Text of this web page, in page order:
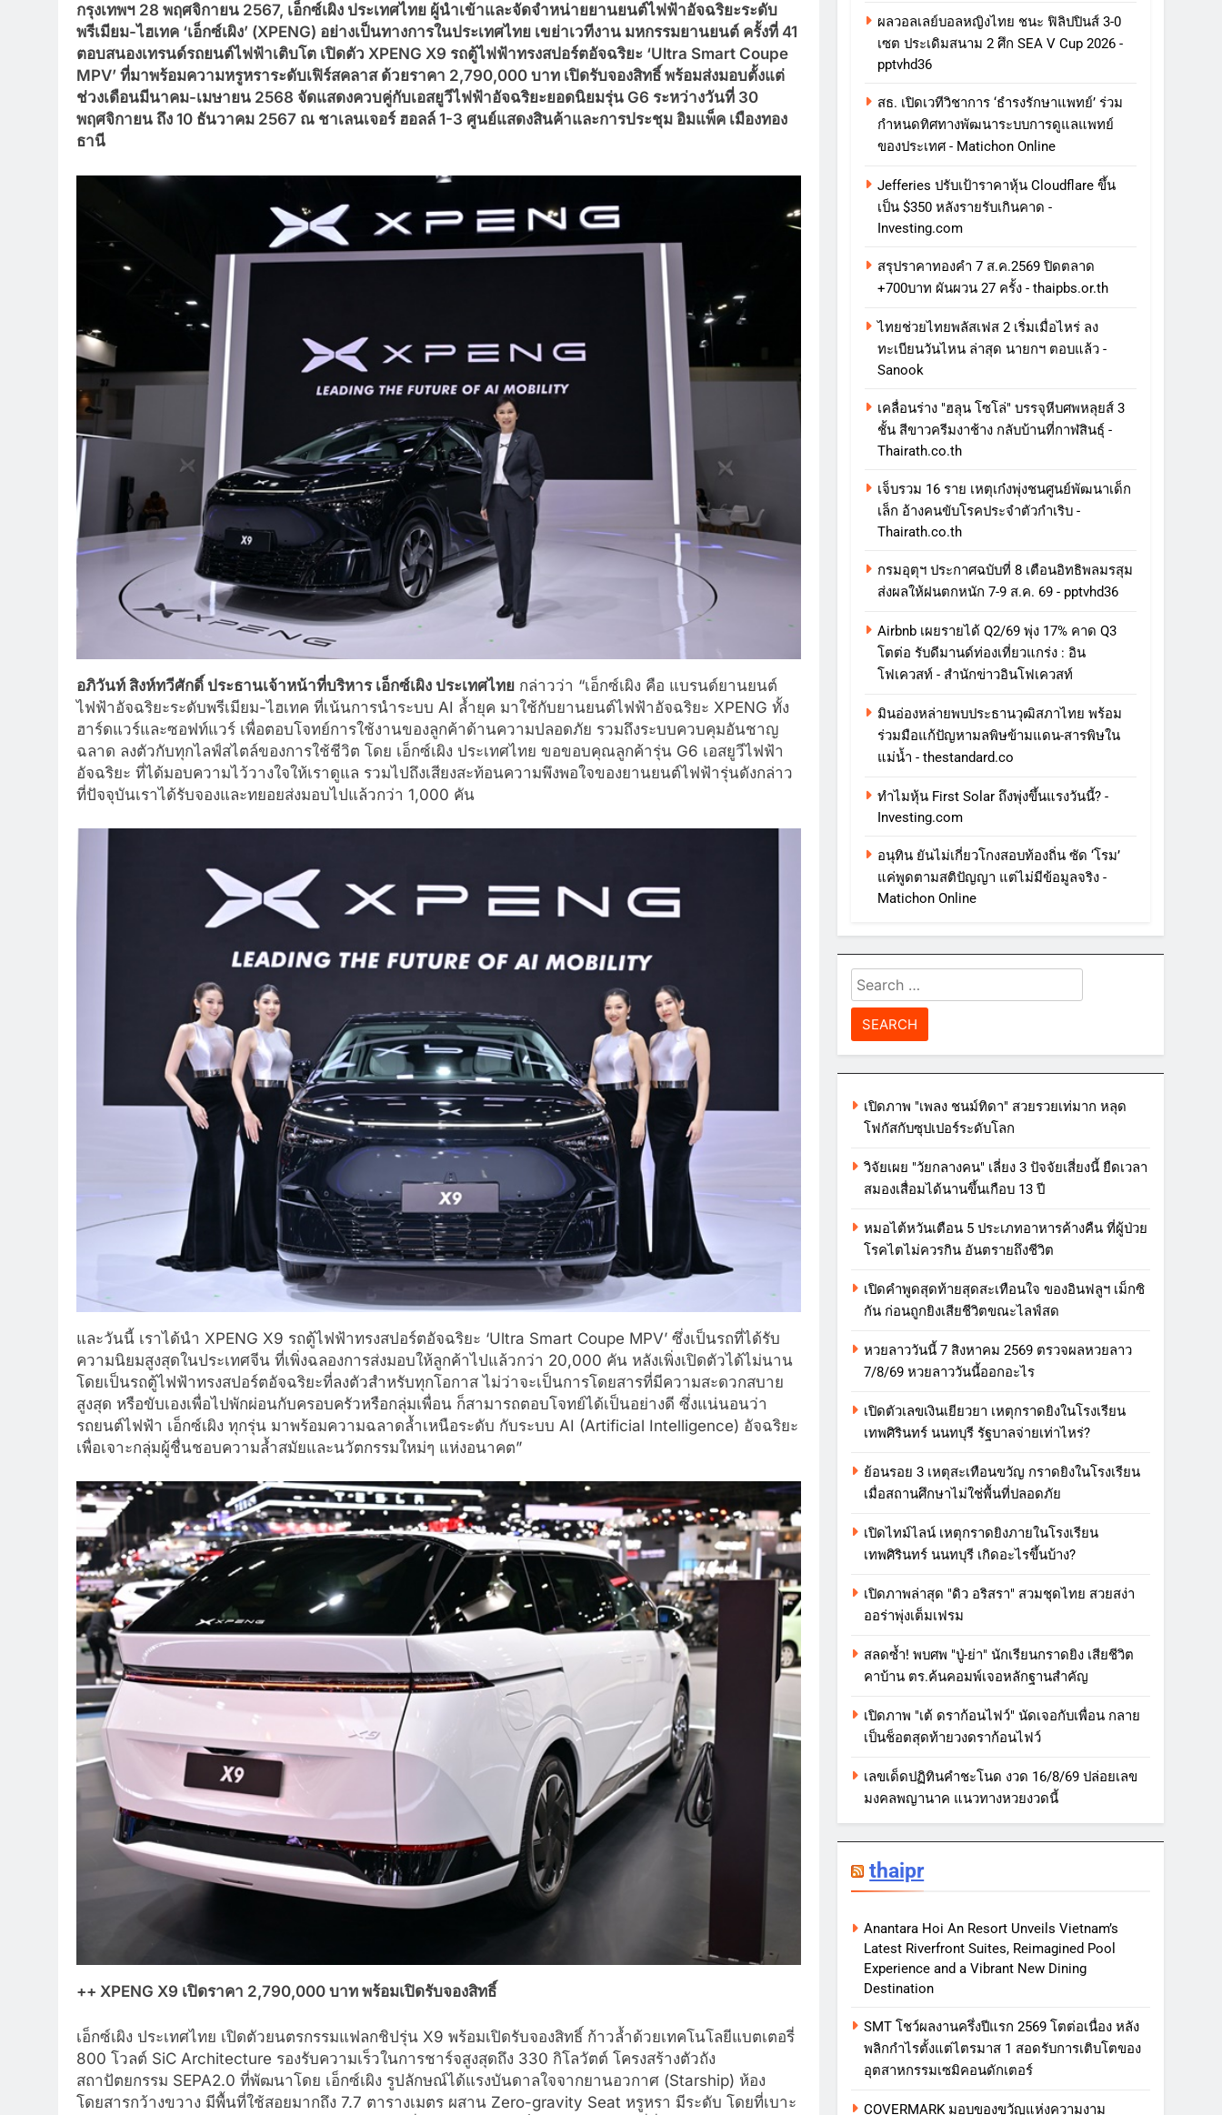
กรุงเทพฯ 28 พฤศจิกายน 2567, เอ็กซ์เผิง ประเทศไทย ผู้นำเข้าและจัดจำหน่ายยานยนต์ไฟฟ้าอัจฉริยะระดับ
พรีเมียม-ไฮเทค ‘เอ็กซ์เผิง’ (XPENG) อย่างเป็นทางการในประเทศไทย เขย่าเวทีงาน มหกรรมยานยนต์ ครั้งที่ 41
ตอบสนองเทรนด์รถยนต์ไฟฟ้าเติบโต เปิดตัว XPENG X9 รถตู้ไฟฟ้าทรงสปอร์ตอัจฉริยะ ‘Ultra Smart Coupe
MPV’ ที่มาพร้อมความหรูหราระดับเฟิร์สคลาส ด้วยราคา 2,790,000 บาท เปิดรับจองสิทธิ์ พร้อมส่งมอบตั้งแต่
ช่วงเดือนมีนาคม-เมษายน 2568 จัดแสดงควบคู่กับเอสยูวีไฟฟ้าอัจฉริยะยอดนิยมรุ่น G6 ระหว่างวันที่ 30
พฤศจิกายน ถึง 10 ธันวาคม 2567 ณ ชาเลนเจอร์ ฮอลล์ 1-3 ศูนย์แสดงสินค้าและการประชุม อิมแพ็ค เมืองทอง
ธานี
อภิวันท์ สิงห์ทวีศักดิ์ ประธานเจ้าหน้าที่บริหาร เอ็กซ์เผิง ประเทศไทย กล่าวว่า “เอ็กซ์เผิง คือ แบรนด์ยานยนต์
ไฟฟ้าอัจฉริยะระดับพรีเมียม-ไฮเทค ที่เน้นการนำระบบ AI ล้ำยุค มาใช้กับยานยนต์ไฟฟ้าอัจฉริยะ XPENG ทั้ง
ฮาร์ดแวร์และซอฟท์แวร์ เพื่อตอบโจทย์การใช้งานของลูกค้าด้านความปลอดภัย รวมถึงระบบควบคุมอันชาญ
ฉลาด ลงตัวกับทุกไลฟ์สไตล์ของการใช้ชีวิต โดย เอ็กซ์เผิง ประเทศไทย ขอขอบคุณลูกค้ารุ่น G6 เอสยูวีไฟฟ้า
อัจฉริยะ ที่ได้มอบความไว้วางใจให้เราดูแล รวมไปถึงเสียงสะท้อนความพึงพอใจของยานยนต์ไฟฟ้ารุ่นดังกล่าว
ที่ปัจจุบันเราได้รับจองและทยอยส่งมอบไปแล้วกว่า 1,000 คัน
และวันนี้ เราได้นำ XPENG X9 รถตู้ไฟฟ้าทรงสปอร์ตอัจฉริยะ ‘Ultra Smart Coupe MPV’ ซึ่งเป็นรถที่ได้รับ
ความนิยมสูงสุดในประเทศจีน ที่เพิ่งฉลองการส่งมอบให้ลูกค้าไปแล้วกว่า 20,000 คัน หลังเพิ่งเปิดตัวได้ไม่นาน
โดยเป็นรถตู้ไฟฟ้าทรงสปอร์ตอัจฉริยะที่ลงตัวสำหรับทุกโอกาส ไม่ว่าจะเป็นการโดยสารที่มีความสะดวกสบาย
สูงสุด หรือขับเองเพื่อไปพักผ่อนกับครอบครัวหรือกลุ่มเพื่อน ก็สามารถตอบโจทย์ได้เป็นอย่างดี ซึ่งแน่นอนว่า
รถยนต์ไฟฟ้า เอ็กซ์เผิง ทุกรุ่น มาพร้อมความฉลาดล้ำเหนือระดับ กับระบบ AI (Artificial Intelligence) อัจฉริยะ
เพื่อเจาะกลุ่มผู้ชื่นชอบความล้ำสมัยและนวัตกรรมใหม่ๆ แห่งอนาคต”
++ XPENG X9 เปิดราคา 2,790,000 บาท พร้อมเปิดรับจองสิทธิ์
เอ็กซ์เผิง ประเทศไทย เปิดตัวยนตรกรรมแฟลกชิปรุ่น X9 พร้อมเปิดรับจองสิทธิ์ ก้าวล้ำด้วยเทคโนโลยีแบตเตอรี่
800 โวลต์ SiC Architecture รองรับความเร็วในการชาร์จสูงสุดถึง 330 กิโลวัตต์ โครงสร้างตัวถัง
สถาปัตยกรรม SEPA2.0 ที่พัฒนาโดย เอ็กซ์เผิง รูปลักษณ์ได้แรงบันดาลใจจากยานอวกาศ (Starship) ห้อง
โดยสารกว้างขวาง มีพื้นที่ใช้สอยมากถึง 7.7 ตารางเมตร ผสาน Zero-gravity Seat หรูหรา มีระดับ โดยที่เบาะ
ผลวอลเลย์บอลหญิงไทย ชนะ ฟิลิปปินส์ 3-0
เซต ประเดิมสนาม 2 ศึก SEA V Cup 2026 -
pptvhd36
สธ. เปิดเวทีวิชาการ ‘ธำรงรักษาแพทย์’ ร่วม
กำหนดทิศทางพัฒนาระบบการดูแลแพทย์
ของประเทศ - Matichon Online
Jefferies ปรับเป้าราคาหุ้น Cloudflare ขึ้น
เป็น $350 หลังรายรับเกินคาด -
Investing.com
สรุปราคาทองคำ 7 ส.ค.2569 ปิดตลาด
+700บาท ผันผวน 27 ครั้ง - thaipbs.or.th
ไทยช่วยไทยพลัสเฟส 2 เริ่มเมื่อไหร่ ลง
ทะเบียนวันไหน ล่าสุด นายกฯ ตอบแล้ว -
Sanook
เคลื่อนร่าง "ฮลุน โซโล่" บรรจุหีบศพหลุยส์ 3
ชั้น สีขาวครีมงาช้าง กลับบ้านที่กาฬสินธุ์ -
Thairath.co.th
เจ็บรวม 16 ราย เหตุเก๋งพุ่งชนศูนย์พัฒนาเด็ก
เล็ก อ้างคนขับโรคประจำตัวกำเริบ -
Thairath.co.th
กรมอุตุฯ ประกาศฉบับที่ 8 เตือนอิทธิพลมรสุม
ส่งผลให้ฝนตกหนัก 7-9 ส.ค. 69 - pptvhd36
Airbnb เผยรายได้ Q2/69 พุ่ง 17% คาด Q3
โตต่อ รับดีมานด์ท่องเที่ยวแกร่ง : อิน
โฟเควสท์ - สำนักข่าวอินโฟเควสท์
มินอ่องหล่ายพบประธานวุฒิสภาไทย พร้อม
ร่วมมือแก้ปัญหามลพิษข้ามแดน-สารพิษใน
แม่น้ำ - thestandard.co
ทําไมหุ้น First Solar ถึงพุ่งขึ้นแรงวันนี้? -
Investing.com
อนุทิน ยันไม่เกี่ยวโกงสอบท้องถิ่น ซัด ‘โรม’
แค่พูดตามสติปัญญา แต่ไม่มีข้อมูลจริง -
Matichon Online
Search
for:
เปิดภาพ "เพลง ชนม์ทิดา" สวยรวยเท่มาก หลุด
โฟกัสกับซุปเปอร์ระดับโลก
วิจัยเผย "วัยกลางคน" เลี่ยง 3 ปัจจัยเสี่ยงนี้ ยืดเวลา
สมองเสื่อมได้นานขึ้นเกือบ 13 ปี
หมอไต้หวันเตือน 5 ประเภทอาหารค้างคืน ที่ผู้ป่วย
โรคไตไม่ควรกิน อันตรายถึงชีวิต
เปิดคำพูดสุดท้ายสุดสะเทือนใจ ของอินฟลูฯ เม็กซิ
กัน ก่อนถูกยิงเสียชีวิตขณะไลฟ์สด
หวยลาววันนี้ 7 สิงหาคม 2569 ตรวจผลหวยลาว
7/8/69 หวยลาววันนี้ออกอะไร
เปิดตัวเลขเงินเยียวยา เหตุกราดยิงในโรงเรียน
เทพศิรินทร์ นนทบุรี รัฐบาลจ่ายเท่าไหร่?
ย้อนรอย 3 เหตุสะเทือนขวัญ กราดยิงในโรงเรียน
เมื่อสถานศึกษาไม่ใช่พื้นที่ปลอดภัย
เปิดไทม์ไลน์ เหตุกราดยิงภายในโรงเรียน
เทพศิรินทร์ นนทบุรี เกิดอะไรขึ้นบ้าง?
เปิดภาพล่าสุด "ดิว อริสรา" สวมชุดไทย สวยสง่า
ออร่าพุ่งเต็มเฟรม
สลดซ้ำ! พบศพ "ปู่-ย่า" นักเรียนกราดยิง เสียชีวิต
คาบ้าน ตร.ค้นคอมพ์เจอหลักฐานสำคัญ
เปิดภาพ "เต้ ดราก้อนไฟว์" นัดเจอกับเพื่อน กลาย
เป็นช็อตสุดท้ายวงดราก้อนไฟว์
เลขเด็ดปฏิทินคำชะโนด งวด 16/8/69 ปล่อยเลข
มงคลพญานาค แนวทางหวยงวดนี้
thaipr
Anantara Hoi An Resort Unveils Vietnam’s
Latest Riverfront Suites, Reimagined Pool
Experience and a Vibrant New Dining
Destination
SMT โชว์ผลงานครึ่งปีแรก 2569 โตต่อเนื่อง หลัง
พลิกกำไรตั้งแต่ไตรมาส 1 สอดรับการเติบโตของ
อุตสาหกรรมเซมิคอนดักเตอร์
COVERMARK มอบของขวัญแห่งความงาม